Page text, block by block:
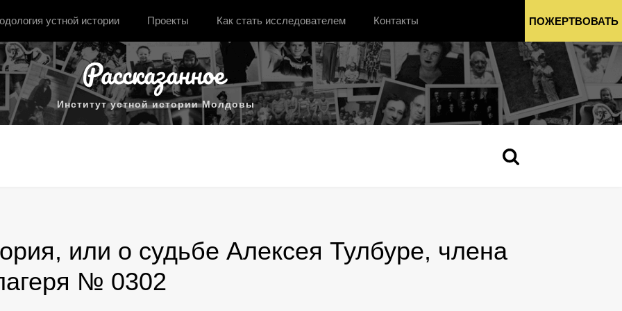
устной истории Проекты Как стать исследователем Контакты ПОЖЕРТВОВАТЬ
Институт устной истории Молдовы
или о судьбе Алексея Тулбуре, члена
№ 0302